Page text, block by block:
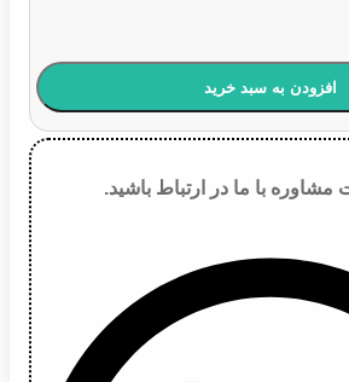
افزودن به سبد خرید
مشاوره با ما در ارتباط باشید.